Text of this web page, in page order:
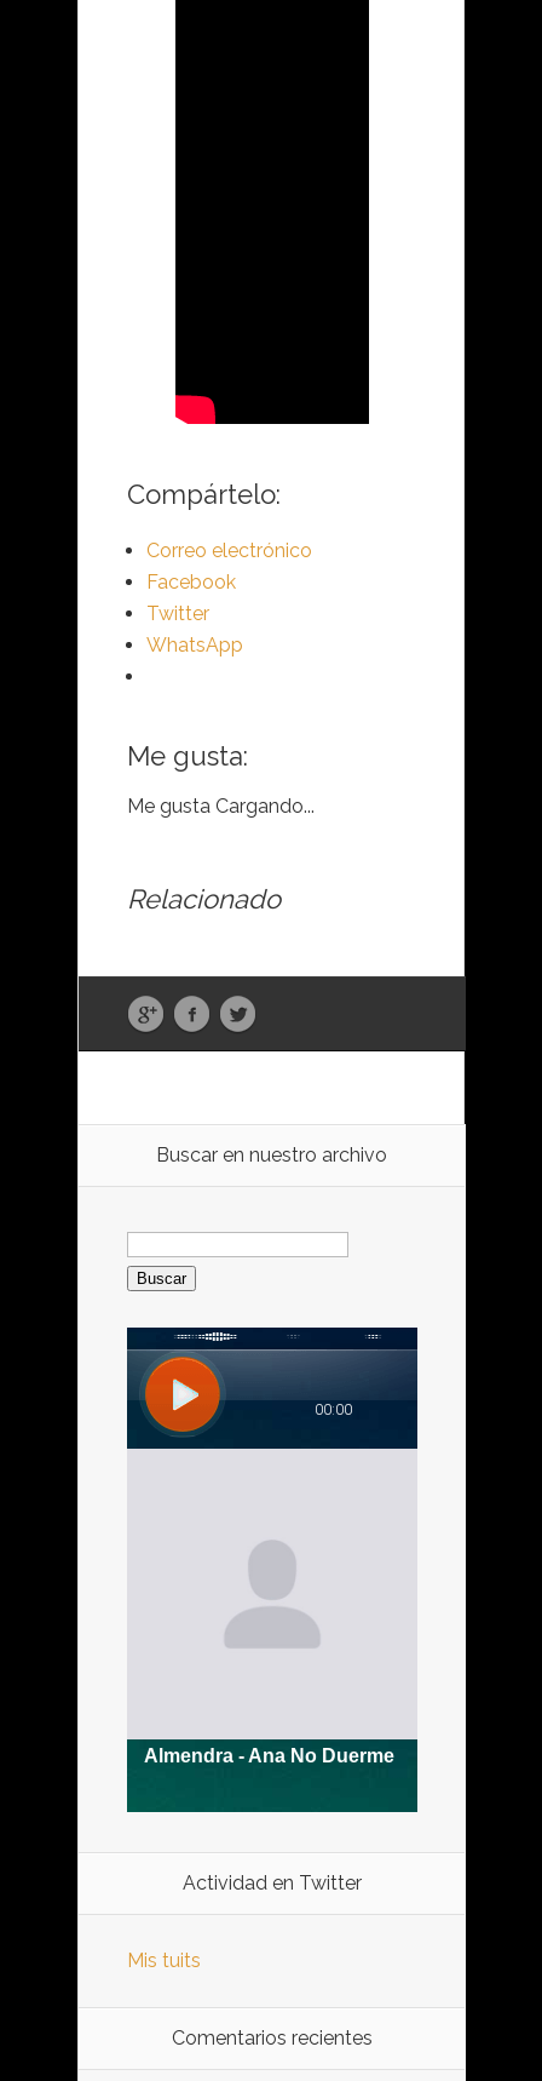
Compártelo:
Correo electrónico
Facebook
Twitter
WhatsApp
Me gusta:
Me gusta Cargando...
Relacionado
Buscar en nuestro archivo
Buscar:
Actividad en Twitter
Mis tuits
Comentarios recientes